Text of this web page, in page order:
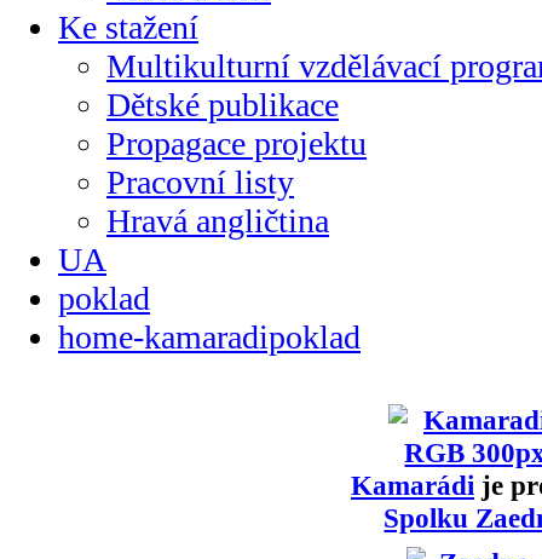
Ke stažení
Multikulturní vzdělávací
Dětské publikace
Propagace projektu
Pracovní listy
Hravá angličtina
UA
poklad
home-kamaradipoklad
Kamarádi je
Spolku